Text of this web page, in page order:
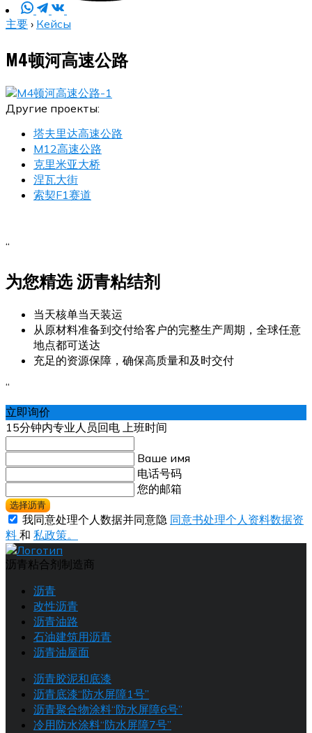
主要 › Кейсы
M4顿河高速公路
Другие проекты:
塔夫里达高速公路
M12高速公路
克里米亚大桥
涅瓦大街
索契F1赛道
“
为您精选沥青粘结剂
当天核单当天装运
从原材料准备到交付给客户的完整生产周期，全球任意
地点都可送达
充足的资源保障，确保高质量和及时交付
“
立即询价
15分钟内专业人员回电 上班时间
Ваше имя
电话号码
您的邮箱
选择沥青
我同意处理个人数据并同意隐 同意书处理个人资料数据资
料 和 私政策。
沥青粘合剂制造商
沥青
改性沥青
沥青油路
石油建筑用沥青
沥青油屋面
沥青胶泥和底漆
沥青底漆“防水屏障1号”
沥青聚合物涂料“防水屏障6号”
冷用防水涂料“防水屏障7号”